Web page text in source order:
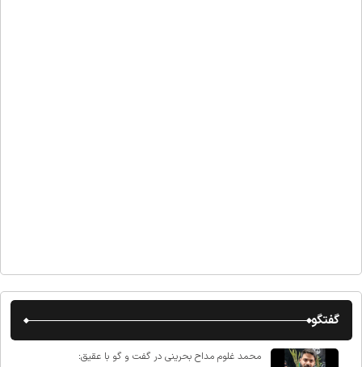
گفتگو
محمد غلوم مداح بحرینی در گفت و گو با عقیق: